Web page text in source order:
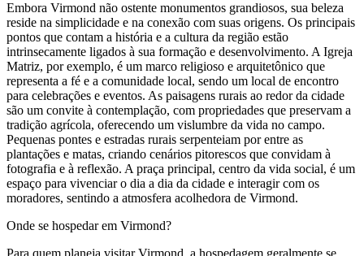
Embora Virmond não ostente monumentos grandiosos, sua beleza
reside na simplicidade e na conexão com suas origens. Os principais
pontos que contam a história e a cultura da região estão
intrinsecamente ligados à sua formação e desenvolvimento. A Igreja
Matriz, por exemplo, é um marco religioso e arquitetônico que
representa a fé e a comunidade local, sendo um local de encontro
para celebrações e eventos. As paisagens rurais ao redor da cidade
são um convite à contemplação, com propriedades que preservam a
tradição agrícola, oferecendo um vislumbre da vida no campo.
Pequenas pontes e estradas rurais serpenteiam por entre as
plantações e matas, criando cenários pitorescos que convidam à
fotografia e à reflexão. A praça principal, centro da vida social, é um
espaço para vivenciar o dia a dia da cidade e interagir com os
moradores, sentindo a atmosfera acolhedora de Virmond.
Onde se hospedar em Virmond?
Para quem planeja visitar Virmond, a hospedagem geralmente se